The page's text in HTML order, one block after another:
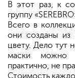
В этот раз, к
группу
Всего в
они созданы из
цвету. Дело тут
маски можно
практично, не
Стоимость